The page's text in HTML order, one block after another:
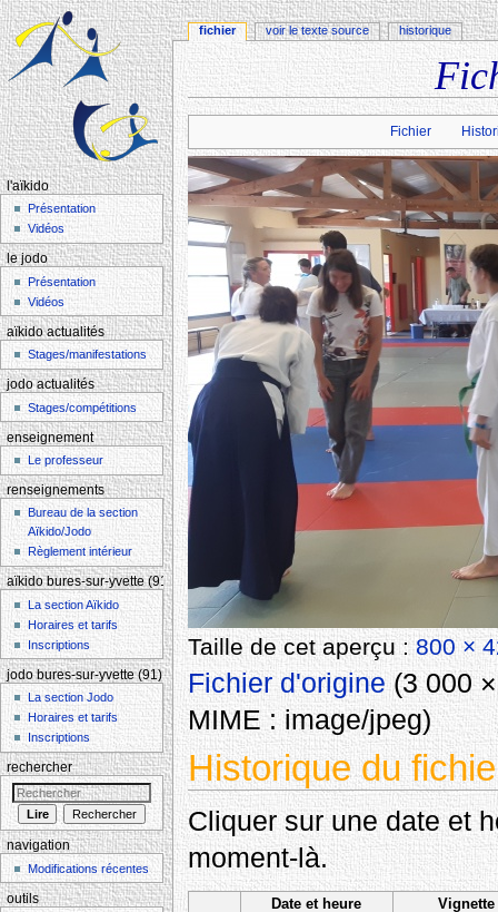
Aller à :navigation , rechercher
Fichier
Taille de cet aperçu :800 ×
Fichier d'origine‎(3 000
MIME :image/jpeg)
Historique du
Cliquer sur une date et
moment-là.
Date et heure
Vignette
fichier voir le texte source historique
l'aïkido
Présentation
Vidéos
le jodo
Présentation
Vidéos
aïkido actualités
Stages/manifestations
jodo actualités
Stages/compétitions
enseignement
Le professeur
renseignements
Bureau de la section
Aïkido/Jodo
Règlement intérieur
aïkido bures-sur-yvette (91)
La section Aïkido
Horaires et tarifs
Inscriptions
jodo bures-sur-yvette (91)
La section Jodo
Horaires et tarifs
Inscriptions
rechercher
navigation
Modifications récentes
outils